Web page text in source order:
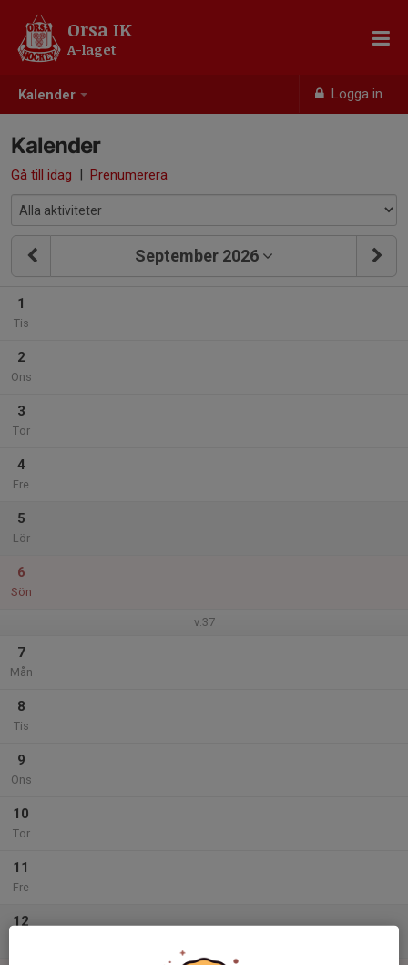
Kalender Logga in
Orsa IK
A-laget
Kalender
Gå till idag | Prenumerera
September 2026
1
Tis
2
Ons
3
Tor
4
Fre
5
Lör
6
Sön
v.37
7
Mån
8
Tis
9
Ons
10
Tor
11
Fre
12